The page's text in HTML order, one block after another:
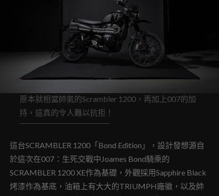
原本就相當帥氣的Scrambler 1200，再加上007的加
持，這真的令人難以抗拒！
這台SCRAMBLER 1200「Bond Edition」，設計發想源自
於這次在007：生死交戰中Joames Bond騎乘的
SCRAMBLER 1200 XE作為基礎，外觀採用Sapphire Black
烤漆作為基底，油箱上有大大的TRIUMPH廠徽，以及帥